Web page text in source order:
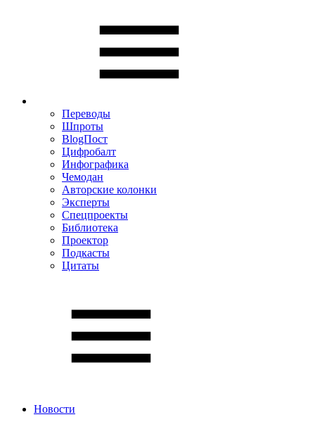
Переводы
Шпроты
BlogПост
Цифробалт
Инфографика
Чемодан
Авторские колонки
Эксперты
Спецпроекты
Библиотека
Проектор
Подкасты
Цитаты
Новости